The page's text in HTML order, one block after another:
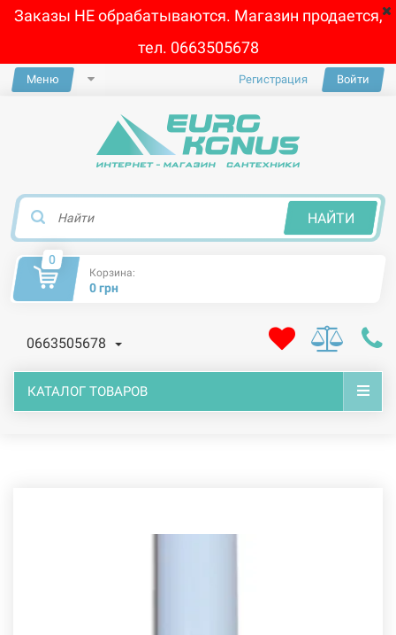
Заказы НЕ обрабатываются. Магазин продается,
тел. 0663505678
Меню Регистрация Войти
НАЙТИ
0
Корзина:
0 грн
0663505678
КАТАЛОГ ТОВАРОВ